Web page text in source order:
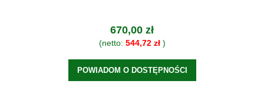
670,00 zł
(netto: 544,72 zł)
POWIADOM O DOSTĘPNOŚCI